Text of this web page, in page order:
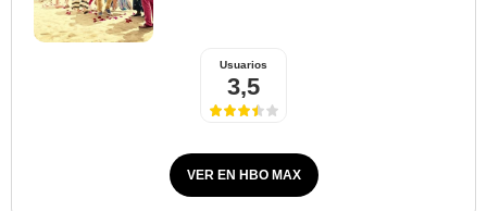
Usuarios
3,5
VER EN HBO MAX